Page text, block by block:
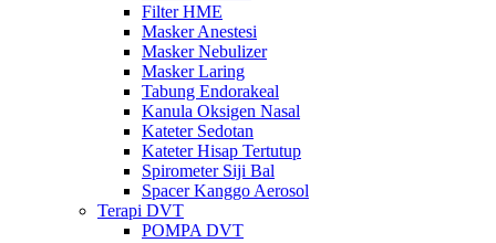
Filter HME
Masker Anestesi
Masker Nebulizer
Masker Laring
Tabung Endorakeal
Kanula Oksigen Nasal
Kateter Sedotan
Kateter Hisap Tertutup
Spirometer Siji Bal
Spacer Kanggo Aerosol
Terapi DVT
POMPA DVT